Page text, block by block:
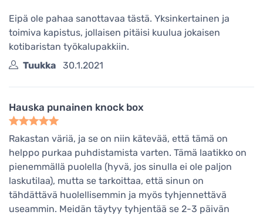
Eipä ole pahaa sanottavaa tästä. Yksinkertainen ja
toimiva kapistus, jollaisen pitäisi kuulua jokaisen
kotibaristan työkalupakkiin.
Tuukka
30.1.2021
Hauska punainen knock box
Rakastan väriä, ja se on niin kätevää, että tämä on
helppo purkaa puhdistamista varten. Tämä laatikko on
pienemmällä puolella (hyvä, jos sinulla ei ole paljon
laskutilaa), mutta se tarkoittaa, että sinun on
tähdättävä huolellisemmin ja myös tyhjennettävä
useammin. Meidän täytyy tyhjentää se 2-3 päivän